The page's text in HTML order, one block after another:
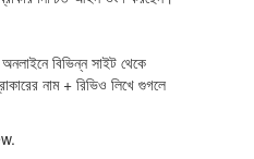
বিভিন্ন সাইট থেকে
নাম + রিভিও লিখে গুগলে